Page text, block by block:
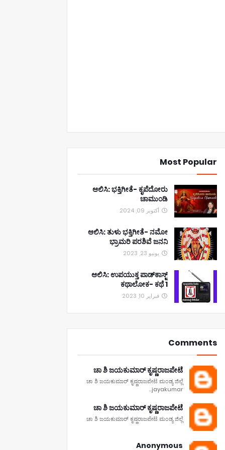
Most Popular
ಆಲಿಸಿ: ಭಕ್ತಿಗೀತೆ- ಕೃಪೆದೋರು
ಚಾಮುಂಡಿ
أكتوبر 09, 2024
ಆಲಿಸಿ: ತುಳು ಭಕ್ತಿಗೀತೆ- ನಮೋ
ಭ್ರಾಮರಿ ಪರಶಿವೆ ಜನನಿ
يونيو 23, 2023
ಆಲಿಸಿ: ಉಪಯುಕ್ತ ಪಾಡ್‌ಕಾಸ್ಟ್‌
ಕಥಾಲೋಕ- ಕಥೆ 1
فبراير 10, 2023
Comments
ಚಾ ಶಿ ಜಯಕುಮಾರ್ ಕೃಷ್ಣರಾಜಪೇಟೆ
ಚಾ ಶಿ ಜಯಕುಮಾರ್ ಕೃಷ್ಣರಾಜಪೇಟೆ ಮಂಡ್ಯ ಜಿಲ್ಲೆ
jayakumar...
ಚಾ ಶಿ ಜಯಕುಮಾರ್ ಕೃಷ್ಣರಾಜಪೇಟೆ
ಚಾ ಶಿ ಜಯಕುಮಾರ್ ಕೃಷ್ಣರಾಜಪೇಟೆ ಮಂಡ್ಯ ಜಿಲ್ಲೆ
Anonymous